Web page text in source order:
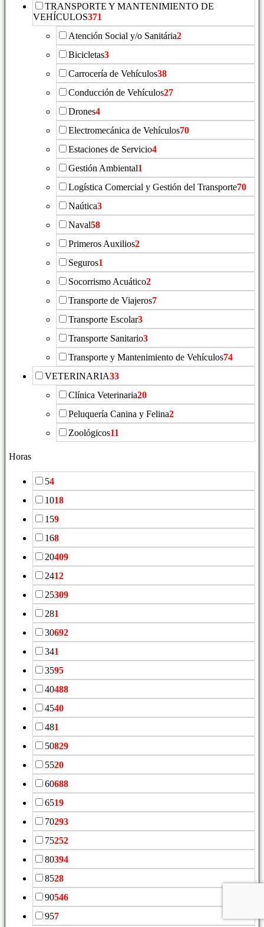
TRANSPORTE Y MANTENIMIENTO DE
VEHÍCULOS371
Atención Social y/o Sanitária2
Bicicletas3
Carrocería de Vehículos38
Conducción de Vehículos27
Drones4
Electromecánica de Vehículos70
Estaciones de Servicio4
Gestión Ambiental1
Logística Comercial y Gestión del Transporte70
Naútica3
Naval58
Primeros Auxilios2
Seguros1
Socorrismo Acuático2
Transporte de Viajeros7
Transporte Escolar3
Transporte Sanitario3
Transporte y Mantenimiento de Vehículos74
VETERINARIA33
Clínica Veterinaria20
Peluquería Canina y Felina2
Zoológicos11
Horas
54
1018
159
168
20409
2412
25309
281
30692
341
3595
40488
4540
481
50829
5520
60688
6519
70293
75252
80394
8528
90546
957